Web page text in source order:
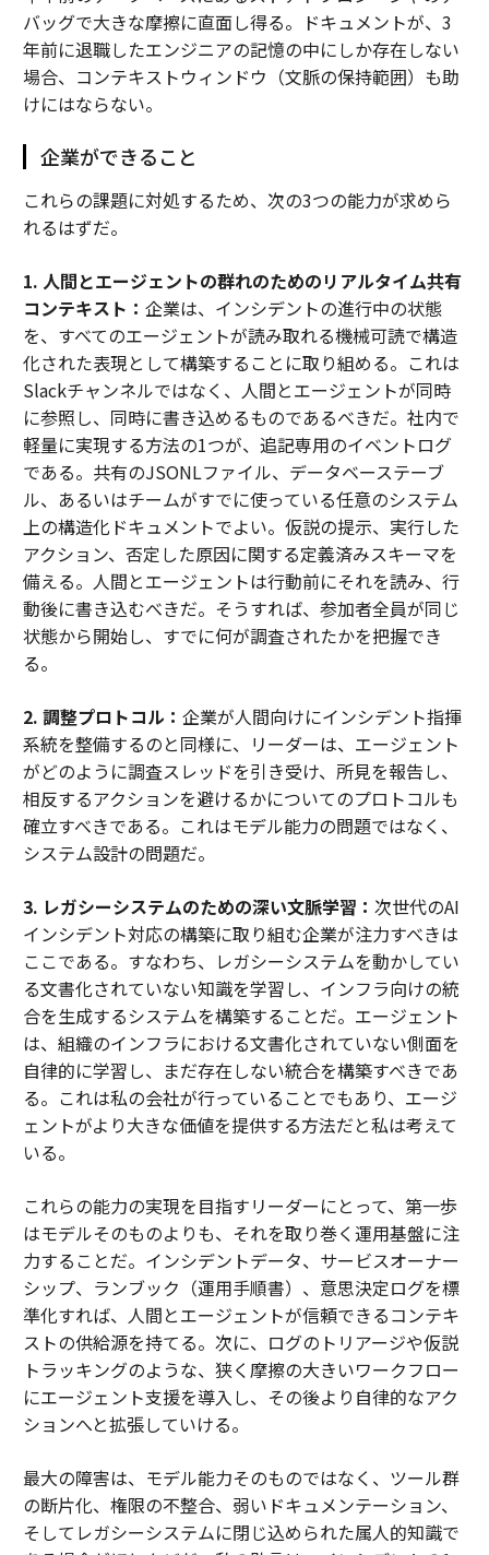
バッグで大きな摩擦に直面し得る。ドキュメントが、3
年前に退職したエンジニアの記憶の中にしか存在しない
場合、コンテキストウィンドウ（文脈の保持範囲）も助
けにはならない。
企業ができること
これらの課題に対処するため、次の3つの能力が求めら
れるはずだ。
1. 人間とエージェントの群れのためのリアルタイム共有
コンテキスト： 企業は、インシデントの進行中の状態
を、すべてのエージェントが読み取れる機械可読で構造
化された表現として構築することに取り組める。これは
Slackチャンネルではなく、人間とエージェントが同時
に参照し、同時に書き込めるものであるべきだ。社内で
軽量に実現する方法の1つが、追記専用のイベントログ
である。共有のJSONLファイル、データベーステーブ
ル、あるいはチームがすでに使っている任意のシステム
上の構造化ドキュメントでよい。仮説の提示、実行した
アクション、否定した原因に関する定義済みスキーマを
備える。人間とエージェントは行動前にそれを読み、行
動後に書き込むべきだ。そうすれば、参加者全員が同じ
状態から開始し、すでに何が調査されたかを把握でき
る。
2. 調整プロトコル： 企業が人間向けにインシデント指揮
系統を整備するのと同様に、リーダーは、エージェント
がどのように調査スレッドを引き受け、所見を報告し、
相反するアクションを避けるかについてのプロトコルも
確立すべきである。これはモデル能力の問題ではなく、
システム設計の問題だ。
3. レガシーシステムのための深い文脈学習： 次世代のAI
インシデント対応の構築に取り組む企業が注力すべきは
ここである。すなわち、レガシーシステムを動かしてい
る文書化されていない知識を学習し、インフラ向けの統
合を生成するシステムを構築することだ。エージェント
は、組織のインフラにおける文書化されていない側面を
自律的に学習し、まだ存在しない統合を構築すべきであ
る。これは私の会社が行っていることでもあり、エージ
ェントがより大きな価値を提供する方法だと私は考えて
いる。
これらの能力の実現を目指すリーダーにとって、第一歩
はモデルそのものよりも、それを取り巻く運用基盤に注
力することだ。インシデントデータ、サービスオーナー
シップ、ランブック（運用手順書）、意思決定ログを標
準化すれば、人間とエージェントが信頼できるコンテキ
ストの供給源を持てる。次に、ログのトリアージや仮説
トラッキングのような、狭く摩擦の大きいワークフロー
にエージェント支援を導入し、その後より自律的なアク
ションへと拡張していける。
最大の障害は、モデル能力そのものではなく、ツール群
の断片化、権限の不整合、弱いドキュメンテーション、
そしてレガシーシステムに閉じ込められた属人的知識で